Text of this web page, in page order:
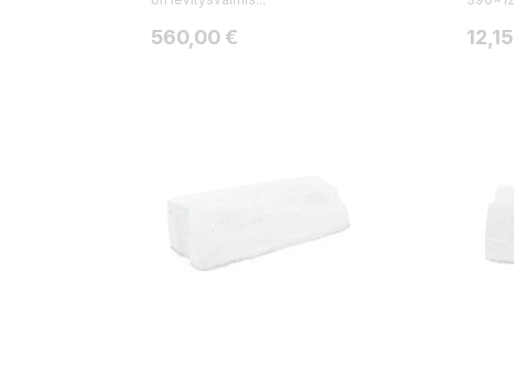
Hinta
560,00 € Hinta